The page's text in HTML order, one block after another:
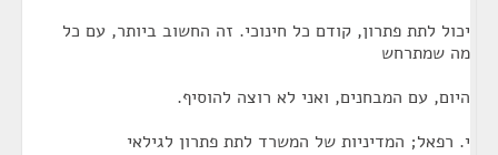
יכול לתת פתרון, קודם כל חינוכי. זה החשוב ביותר, עם כל
מה שמתרחש
היום, עם המבחנים, ואני לא רוצה להוסיף.
י. רפאל; המדיניות של המשרד לתת פתרון לגילאי